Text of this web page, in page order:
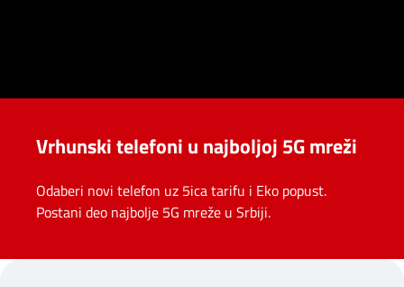
Vrhunski telefoni u najboljoj 5G mreži
Odaberi novi telefon uz 5ica tarifu i Eko popust.
Postani deo najbolje 5G mreže u Srbiji.